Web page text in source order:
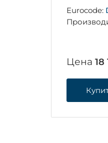
Eurocode:
Цена 18